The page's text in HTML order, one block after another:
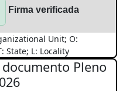
Firma verificada
Unit; O:
State; L: Locality
Pleno